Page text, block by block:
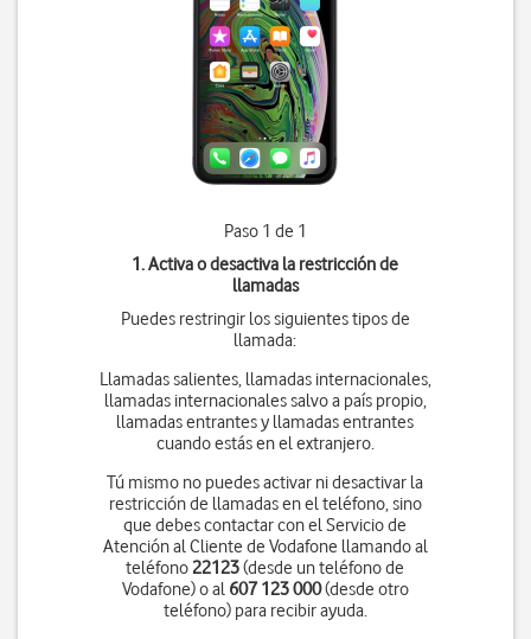
Paso 1 de 1
1. Activa o desactiva la restricción de
llamadas
Puedes restringir los siguientes tipos de
llamada:
Llamadas salientes, llamadas internacionales,
llamadas internacionales salvo a país propio,
llamadas entrantes y llamadas entrantes
cuando estás en el extranjero.
Tú mismo no puedes activar ni desactivar la
restricción de llamadas en el teléfono, sino
que debes contactar con el Servicio de
Atención al Cliente de Vodafone llamando al
teléfono22123(desde un teléfono de
Vodafone) o al 607 123 000(desde otro
teléfono) para recibir ayuda.